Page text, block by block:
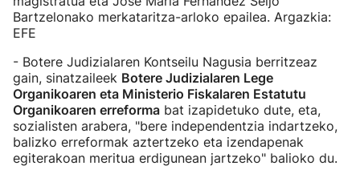
Bartzelonako merkataritza-arloko epailea. Argazkia:
EFE
- Botere Judizialaren Kontseilu Nagusia berritzeaz
gain, sinatzaileek Botere Judizialaren Lege
Organikoaren eta Ministerio Fiskalaren Estatutu
Organikoaren erreforma bat izapidetuko dute, eta,
sozialisten arabera, "bere independentzia indartzeko,
balizko erreformak aztertzeko eta izendapenak
egiterakoan meritua erdigunean jartzeko" balioko du.